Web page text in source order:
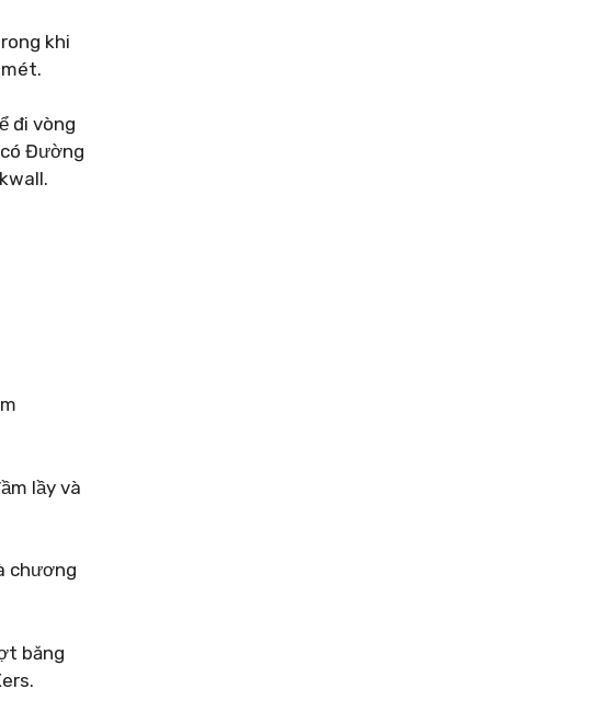
khi
đi vòng
Đường
lầy và
chương
băng